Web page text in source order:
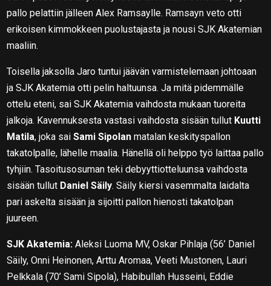
pallo pelattiin jälleen Alex Ramsaylle. Ramsayn veto otti
erikoisen kimmokkeen puolustajasta ja nousi SJK Akatemian
maaliin.
Toisella jaksolla Jaro tuntui jäävän varmistelemaan johtoaan
ja SJK Akatemia otti pelin haltuunsa. Ja mitä pidemmälle
ottelu eteni, sai SJK Akatemia vaihdosta mukaan tuoreita
jalkoja. Kavennuksesta vastasi vaihdosta sisään tullut Kuutti
Matila, joka saiSami Sipolanmatalan keskityspallon
takatolpalle, lähelle maalia. Hänellä oli helppo työ laittaa pallo
tyhjiin. Tasoitusosuman teki debyyttiotteluunsa vaihdosta
sisään tullut Daniel Säily. Säily kiersi vasemmalta laidalta
pari askelta sisään ja sijoitti pallon hienosti takatolpan
juureen.
SJK Akatemia:Aleksi Luoma MV, Oskar Pihlaja (56’ Daniel
Säily, Onni Heinonen, Arttu Aromaa, Veeti Mustonen, Lauri
Pelkkala (70’ Sami Sipola), Habibullah Husseini, Eddie